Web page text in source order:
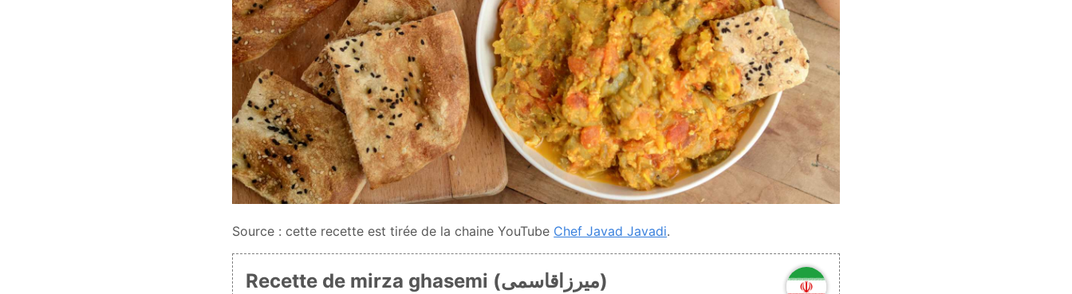
Source : cette recette est tirée de la chaine YouTube Chef Javad Javadi.
Recette de mirza ghasemi (میرزاقاسمی)